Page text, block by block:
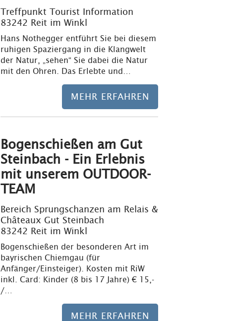
Treffpunkt Tourist Information
83242 Reit im Winkl
Hans Nothegger entführt Sie bei diesem
ruhigen Spaziergang in die Klangwelt
der Natur, „sehen“ Sie dabei die Natur
mit den Ohren. Das Erlebte und…
MEHR ERFAHREN
Bogenschießen am Gut
Steinbach - Ein Erlebnis
mit unserem OUTDOOR-
TEAM
Bereich Sprungschanzen am Relais &
Châteaux Gut Steinbach
83242 Reit im Winkl
Bogenschießen der besonderen Art im
bayrischen Chiemgau (für
Anfänger/Einsteiger). Kosten mit RiW
inkl. Card: Kinder (8 bis 17 Jahre) € 15,-
/…
MEHR ERFAHREN